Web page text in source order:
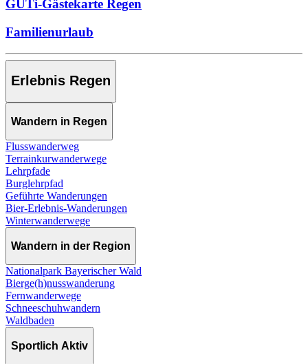
GUTi-Gästekarte Regen
Familienurlaub
Erlebnis Regen
Wandern in Regen
Flusswanderweg
Terrainkurwanderwege
Lehrpfade
Burglehrpfad
Geführte Wanderungen
Bier-Erlebnis-Wanderungen
Winterwanderwege
Wandern in der Region
Nationalpark Bayerischer Wald
Bierge(h)nusswanderung
Fernwanderwege
Schneeschuhwandern
Waldbaden
Sportlich Aktiv